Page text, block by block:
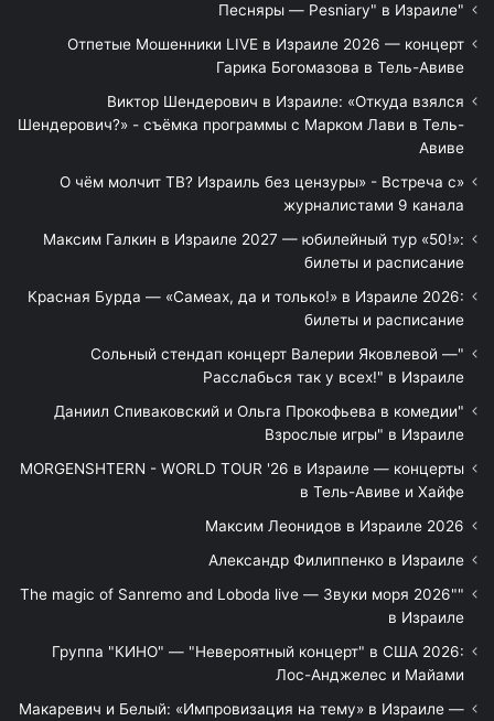
"Песняры — Pesniary" в Израиле
Отпетые Мошенники LIVE в Израиле 2026 — концерт
Гарика Богомазова в Тель-Авиве
Виктор Шендерович в Израиле: «Откуда взялся
Шендерович?» - съёмка программы с Марком Лави в Тель-
Авиве
«О чём молчит ТВ? Израиль без цензуры» - Встреча с
журналистами 9 канала
Максим Галкин в Израиле 2027 — юбилейный тур «50!»:
билеты и расписание
Красная Бурда — «Самеах, да и только!» в Израиле 2026:
билеты и расписание
"Сольный стендап концерт Валерии Яковлевой —
Расслабься так у всех!" в Израиле
"Даниил Спиваковский и Ольга Прокофьева в комедии
Взрослые игры" в Израиле
MORGENSHTERN - WORLD TOUR '26 в Израиле — концерты
в Тель-Авиве и Хайфе
Максим Леонидов в Израиле 2026
Александр Филиппенко в Израиле
"The magic of Sanremo and Loboda live — Звуки моря 2026"
в Израиле
Группа "КИНО" — "Невероятный концерт" в США 2026:
Лос-Анджелес и Майами
Макаревич и Белый: «Импровизация на тему» в Израиле —